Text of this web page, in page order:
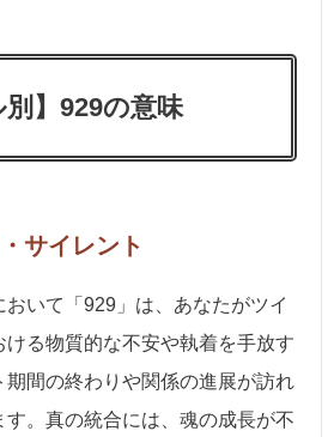
別】929の意味
サイレント
いて「929」は、あなたがツイ
ける物質的な不安や執着を手放す
期間の終わりや関係の進展が訪れ
す。真の統合には、魂の成長が不